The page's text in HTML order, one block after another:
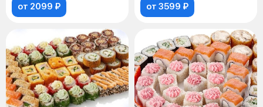
от 2099 ₽ от 3599 ₽